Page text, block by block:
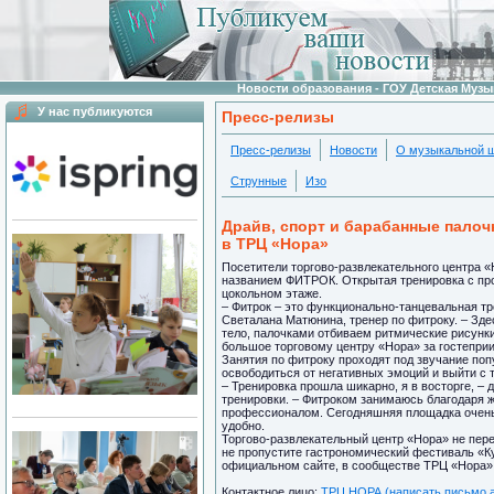
Новости образования - ГОУ Детская
У нас публикуются
Пресс-релизы
Пресс-релизы Новости О музыкальной
Струнные Изо
Драйв, спорт и барабанные
в ТРЦ «Нора»
Посетители торгово-развлекательного
названием ФИТРОК. Открытая тренировка с
цокольном этаже.
– Фитрок – это функционально-танцевальная
Светалана Матюнина, тренер по фитроку. –
тело, палочками отбиваем ритмические
большое торговому центру «Нора» за
Занятия по фитроку проходят под звучание
освободиться от негативных эмоций и выйти с
– Тренировка прошла шикарно, я в восторге, –
тренировки. – Фитроком занимаюсь
профессионалом. Сегодняшняя площадка
удобно.
Торгово-развлекательный центр «Нора» не
не пропустите гастрономический фестиваль
официальном сайте, в сообществе ТРЦ «Нора»